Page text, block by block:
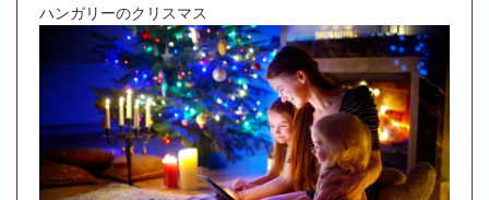
ハンガリーのクリスマス